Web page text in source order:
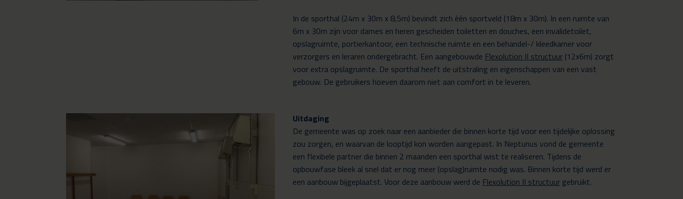
In de sporthal (24m x 30m x 8,5m) bevindt zich één sportveld (18m x 30m). In een ruimte van
6m x 30m zijn voor dames en heren gescheiden toiletten en douches, een invalidetoilet,
opslagruimte, portierkantoor, een technische ruimte en een behandel-/ kleedkamer voor
verzorgers en leraren ondergebracht. Een aangebouwde Flexolution II structuur (12x6m) zorgt
voor extra opslagruimte. De sporthal heeft de uitstraling en eigenschappen van een vast
gebouw. De gebruikers hoeven daarom niet aan comfort in te leveren.
Uitdaging
De gemeente was op zoek naar een aanbieder die binnen korte tijd voor een tijdelijke oplossing
zou zorgen, en waarvan de looptijd kon worden aangepast. In Neptunus vond de gemeente
een flexibele partner die binnen 2 maanden een sporthal wist te realiseren. Tijdens de
opbouwfase bleek al snel dat er nog meer (opslag)ruimte nodig was. Binnen korte tijd werd er
een aanbouw bijgeplaatst. Voor deze aanbouw werd de Flexolution II structuur gebruikt.